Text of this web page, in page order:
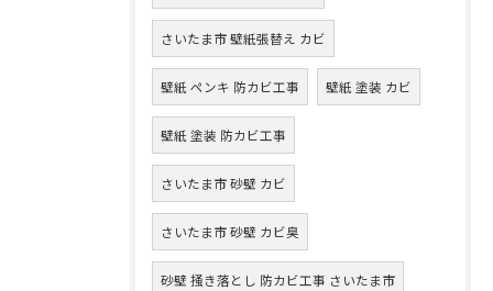
さいたま市 壁紙張替え カビ
壁紙 ペンキ 防カビ工事 壁紙 塗装 カビ
壁紙 塗装 防カビ工事
さいたま市 砂壁 カビ
さいたま市 砂壁 カビ臭
砂壁 掻き落とし 防カビ工事 さいたま市